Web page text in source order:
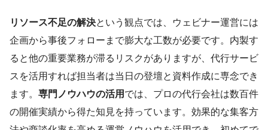
リソース不足の解決という観点では、ウェビナー運営には
企画から事後フォローまで膨大な工数が必要です。内製す
ると他の重要業務が滞るリスクがありますが、代行サービ
スを活用すれば担当者は当日の登壇と資料作成に専念でき
ます。 専門ノウハウの活用 では、プロの代行会社は数百件
の開催実績から得た知見を持っています。効果的な集客方